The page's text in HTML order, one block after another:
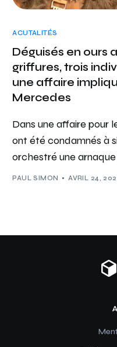
ACUTALITÉS
Déguisés en ours
griffures, trois
une affaire
Mercedes
Dans une affaire pour
ont été condamnés à
orchestré une
PAUL SIMON AVRIL 24,